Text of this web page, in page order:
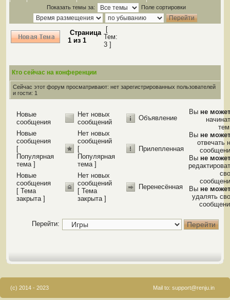
Показать темы за: Поле сортировки
Страница
1 из 1
[
Тем:
3 ]
Кто сейчас на конференции
Сейчас этот форум просматривают: нет зарегистрированных пользователей
и гости: 1
Новые
сообщения
Нет новых
сообщений
Объявление
Новые
сообщения
[
Популярная
тема ]
Нет новых
сообщений
[
Популярная
тема ]
Прилепленная
Новые
сообщения
[ Тема
закрыта ]
Нет новых
сообщений
[ Тема
закрыта ]
Перенесённая
Вы не
Вы не
отвечать
Вы не
Вы не
удалять
Перейти:
(c) 2014 - 2023 Mail to: support@renju.in